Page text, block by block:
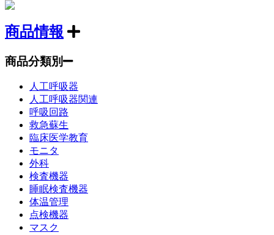
商品情報
商品分類別
人工呼吸器
人工呼吸器関連
呼吸回路
救急蘇生
臨床医学教育
モニタ
外科
検査機器
睡眠検査機器
体温管理
点検機器
マスク